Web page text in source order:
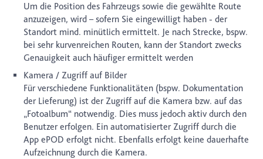
Um die Position des Fahrzeugs sowie die gewählte Route
anzuzeigen, wird – sofern Sie eingewilligt haben - der
Standort mind. minütlich ermittelt. Je nach Strecke, bspw.
bei sehr kurvenreichen Routen, kann der Standort zwecks
Genauigkeit auch häufiger ermittelt werden
Kamera / Zugriff auf Bilder
Für verschiedene Funktionalitäten (bspw. Dokumentation
der Lieferung) ist der Zugriff auf die Kamera bzw. auf das
„Fotoalbum“ notwendig. Dies muss jedoch aktiv durch den
Benutzer erfolgen. Ein automatisierter Zugriff durch die
App ePOD erfolgt nicht. Ebenfalls erfolgt keine dauerhafte
Aufzeichnung durch die Kamera.